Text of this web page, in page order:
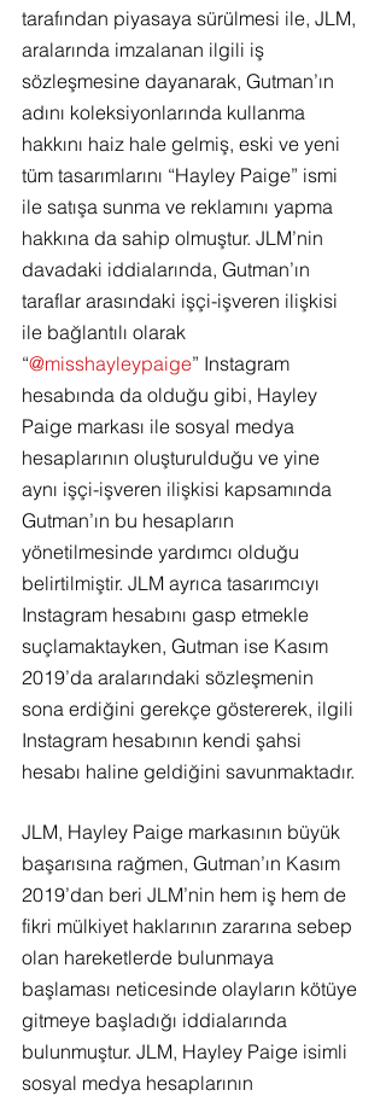
tarafından piyasaya sürülmesi ile, JLM,
aralarında imzalanan ilgili iş
sözleşmesine dayanarak, Gutman’ın
adını koleksiyonlarında kullanma
hakkını haiz hale gelmiş, eski ve yeni
tüm tasarımlarını “Hayley Paige” ismi
ile satışa sunma ve reklamını yapma
hakkına da sahip olmuştur. JLM’nin
davadaki iddialarında, Gutman’ın
taraflar arasındaki işçi-işveren ilişkisi
ile bağlantılı olarak
“@misshayleypaige” Instagram
hesabında da olduğu gibi, Hayley
Paige markası ile sosyal medya
hesaplarının oluşturulduğu ve yine
aynı işçi-işveren ilişkisi kapsamında
Gutman’ın bu hesapların
yönetilmesinde yardımcı olduğu
belirtilmiştir. JLM ayrıca tasarımcıyı
Instagram hesabını gasp etmekle
suçlamaktayken, Gutman ise Kasım
2019’da aralarındaki sözleşmenin
sona erdiğini gerekçe göstererek, ilgili
Instagram hesabının kendi şahsi
hesabı haline geldiğini savunmaktadır.
JLM, Hayley Paige markasının büyük
başarısına rağmen, Gutman’ın Kasım
2019’dan beri JLM’nin hem iş hem de
fikri mülkiyet haklarının zararına sebep
olan hareketlerde bulunmaya
başlaması neticesinde olayların kötüye
gitmeye başladığı iddialarında
bulunmuştur. JLM, Hayley Paige isimli
sosyal medya hesaplarının